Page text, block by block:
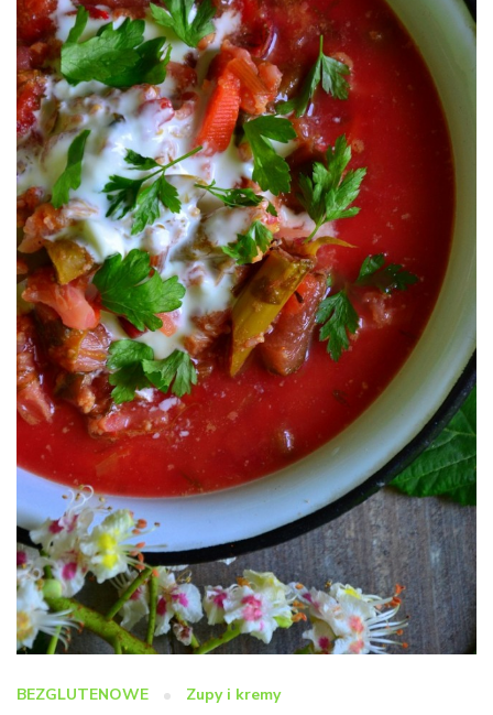
BEZGLUTENOWE Zupy i kremy